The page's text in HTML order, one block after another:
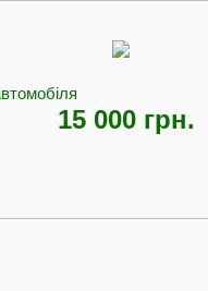
15 000 грн.